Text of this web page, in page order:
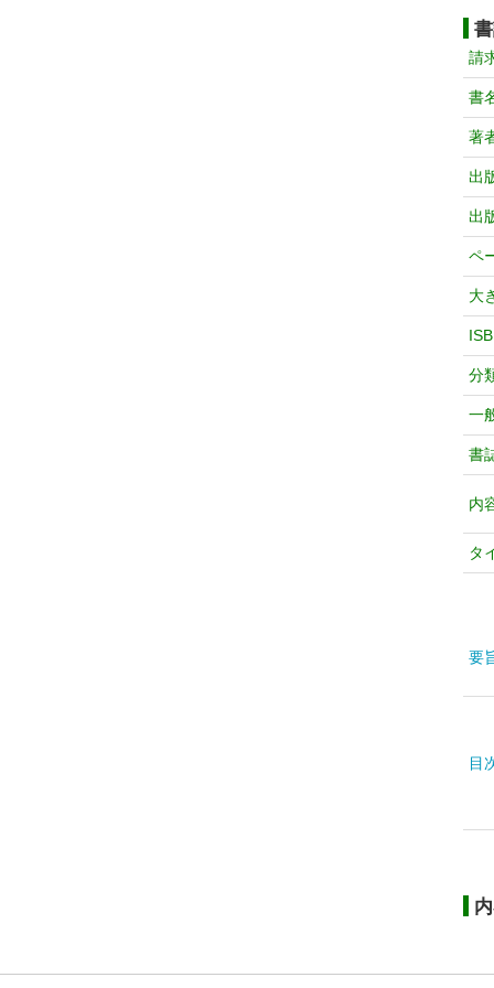
請
書
著
出
出
ペ
大
分
一
書
内
タ
要
目